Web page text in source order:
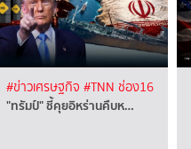
#ข่าวเศรษฐกิจ #TNN ช่อง16
"ทรัมป์" ชี้คุยอิหร่านคืบห…